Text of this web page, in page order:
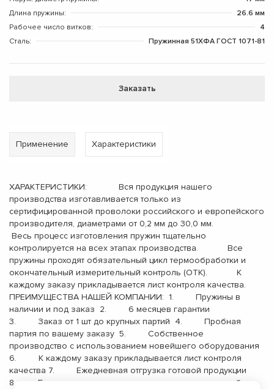
Длина пружины:
26.6 мм
Рабочее число витков:
4
Сталь:
Пружинная 51ХФА ГОСТ 1071-81
Заказать
Применение Характеристики
ХАРАКТЕРИСТИКИ: Вся продукция нашего
производства изготавливается только из
сертифицированной проволоки российского и европейского
производителя, диаметрами от 0,2 мм до 30,0 мм.
Весь процесс изготовления пружин тщательно
контролируется на всех этапах производства. Все
пружины проходят обязательный цикл термообработки и
окончательный измерительный контроль (ОТК). К
каждому заказу прикладывается лист контроля качества.
ПРЕИМУЩЕСТВА НАШЕЙ КОМПАНИИ: 1. Пружины в
наличии и под заказ 2. 6 месяцев гарантии
3. Заказ от 1 шт до крупных партий 4. Пробная
партия по вашему заказу 5. Собственное
производство с использованием новейшего оборудования
6. К каждому заказу прикладывается лист контроля
качества 7. Ежедневная отгрузка готовой продукции
8. Бесплатная доставка до терминала транспортной